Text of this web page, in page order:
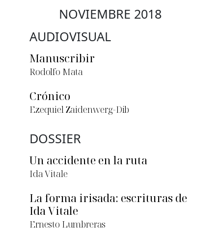
NOVIEMBRE 2018
AUDIOVISUAL
Manuscribir
Rodolfo Mata
Crónico
Ezequiel Zaidenwerg-Dib
DOSSIER
Un accidente en la ruta
Ida Vitale
La forma irisada: escrituras de
Ida Vitale
Ernesto Lumbreras